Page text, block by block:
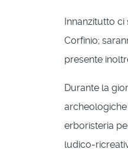
Innanzitutto
Corfinio;
presente
Durante la
erboristeria
ludico-